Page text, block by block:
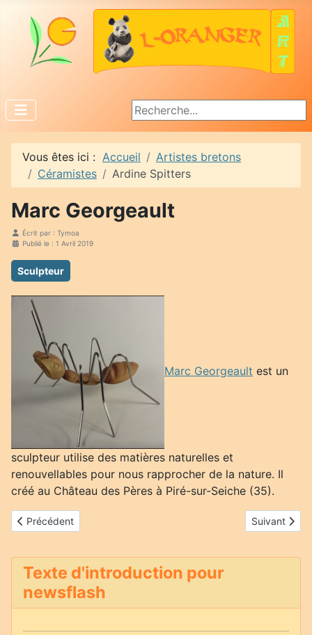
Rechercher
Vous êtes ici : Accueil
Artistes bretons
Céramistes
Ardine Spitters
Marc Georgeault
Écrit par : Tymoa
Publié le : 1 Avril 2019
Sculpteur
Marc Georgeault est un
sculpteur utilise des matières naturelles et
renouvellables pour nous rapprocher de la nature. Il
créé au Château des Pères à Piré-sur-Seiche (35).
Article précédent : Bruno Ronzier
Précédent Article
Suivant
Texte d'introduction pour
newsflash